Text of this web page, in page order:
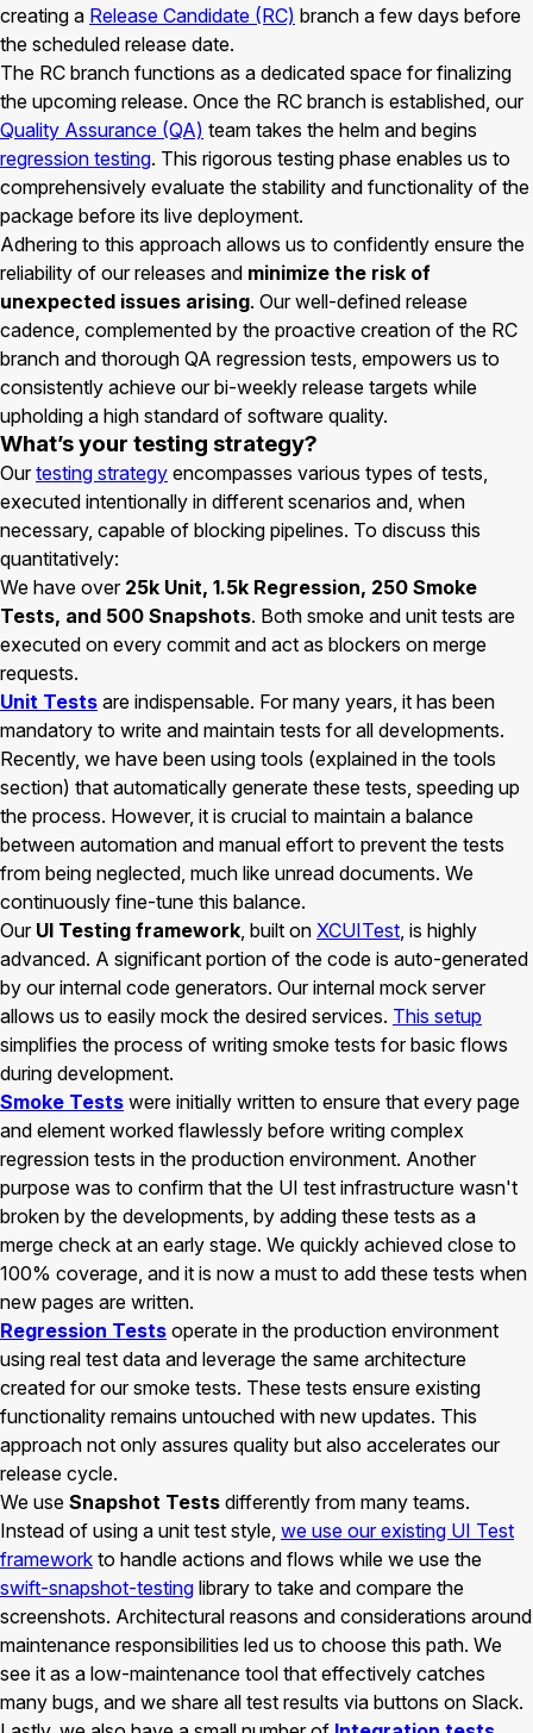
creating a Release Candidate (RC) branch a few days before
the scheduled release date.
The RC branch functions as a dedicated space for finalizing
the upcoming release. Once the RC branch is established, our
Quality Assurance (QA) team takes the helm and begins
regression testing. This rigorous testing phase enables us to
comprehensively evaluate the stability and functionality of the
package before its live deployment.
Adhering to this approach allows us to confidently ensure the
reliability of our releases and minimize the risk of
unexpected issues arising. Our well-defined release
cadence, complemented by the proactive creation of the RC
branch and thorough QA regression tests, empowers us to
consistently achieve our bi-weekly release targets while
upholding a high standard of software quality.
What’s your testing strategy?
Ourtesting strategy encompasses various types of tests,
executed intentionally in different scenarios and, when
necessary, capable of blocking pipelines. To discuss this
quantitatively:
We have over 25k Unit, 1.5k Regression, 250 Smoke
Tests, and 500 Snapshots. Both smoke and unit tests are
executed on every commit and act as blockers on merge
requests.
Unit Tests are indispensable. For many years, it has been
mandatory to write and maintain tests for all developments.
Recently, we have been using tools (explained in the tools
section) that automatically generate these tests, speeding up
the process. However, it is crucial to maintain a balance
between automation and manual effort to prevent the tests
from being neglected, much like unread documents. We
continuously fine-tune this balance.
Our UI Testing framework , built on XCUITest , is highly
advanced. A significant portion of the code is auto-generated
by our internal code generators. Our internal mock server
allows us to easily mock the desired services. This setup
simplifies the process of writing smoke tests for basic flows
during development.
Smoke Tests were initially written to ensure that every page
and element worked flawlessly before writing complex
regression tests in the production environment. Another
purpose was to confirm that the UI test infrastructure wasn't
broken by the developments, by adding these tests as a
merge check at an early stage. We quickly achieved close to
100% coverage, and it is now a must to add these tests when
new pages are written.
Regression Tests operate in the production environment
using real test data and leverage the same architecture
created for our smoke tests. These tests ensure existing
functionality remains untouched with new updates. This
approach not only assures quality but also accelerates our
release cycle.
We use Snapshot Tests differently from many teams.
Instead of using a unit test style, we use our existing UI Test
framework to handle actions and flows while we use the
swift-snapshot-testing library to take and compare the
screenshots. Architectural reasons and considerations around
maintenance responsibilities led us to choose this path. We
see it as a low-maintenance tool that effectively catches
many bugs, and we share all test results via buttons on Slack.